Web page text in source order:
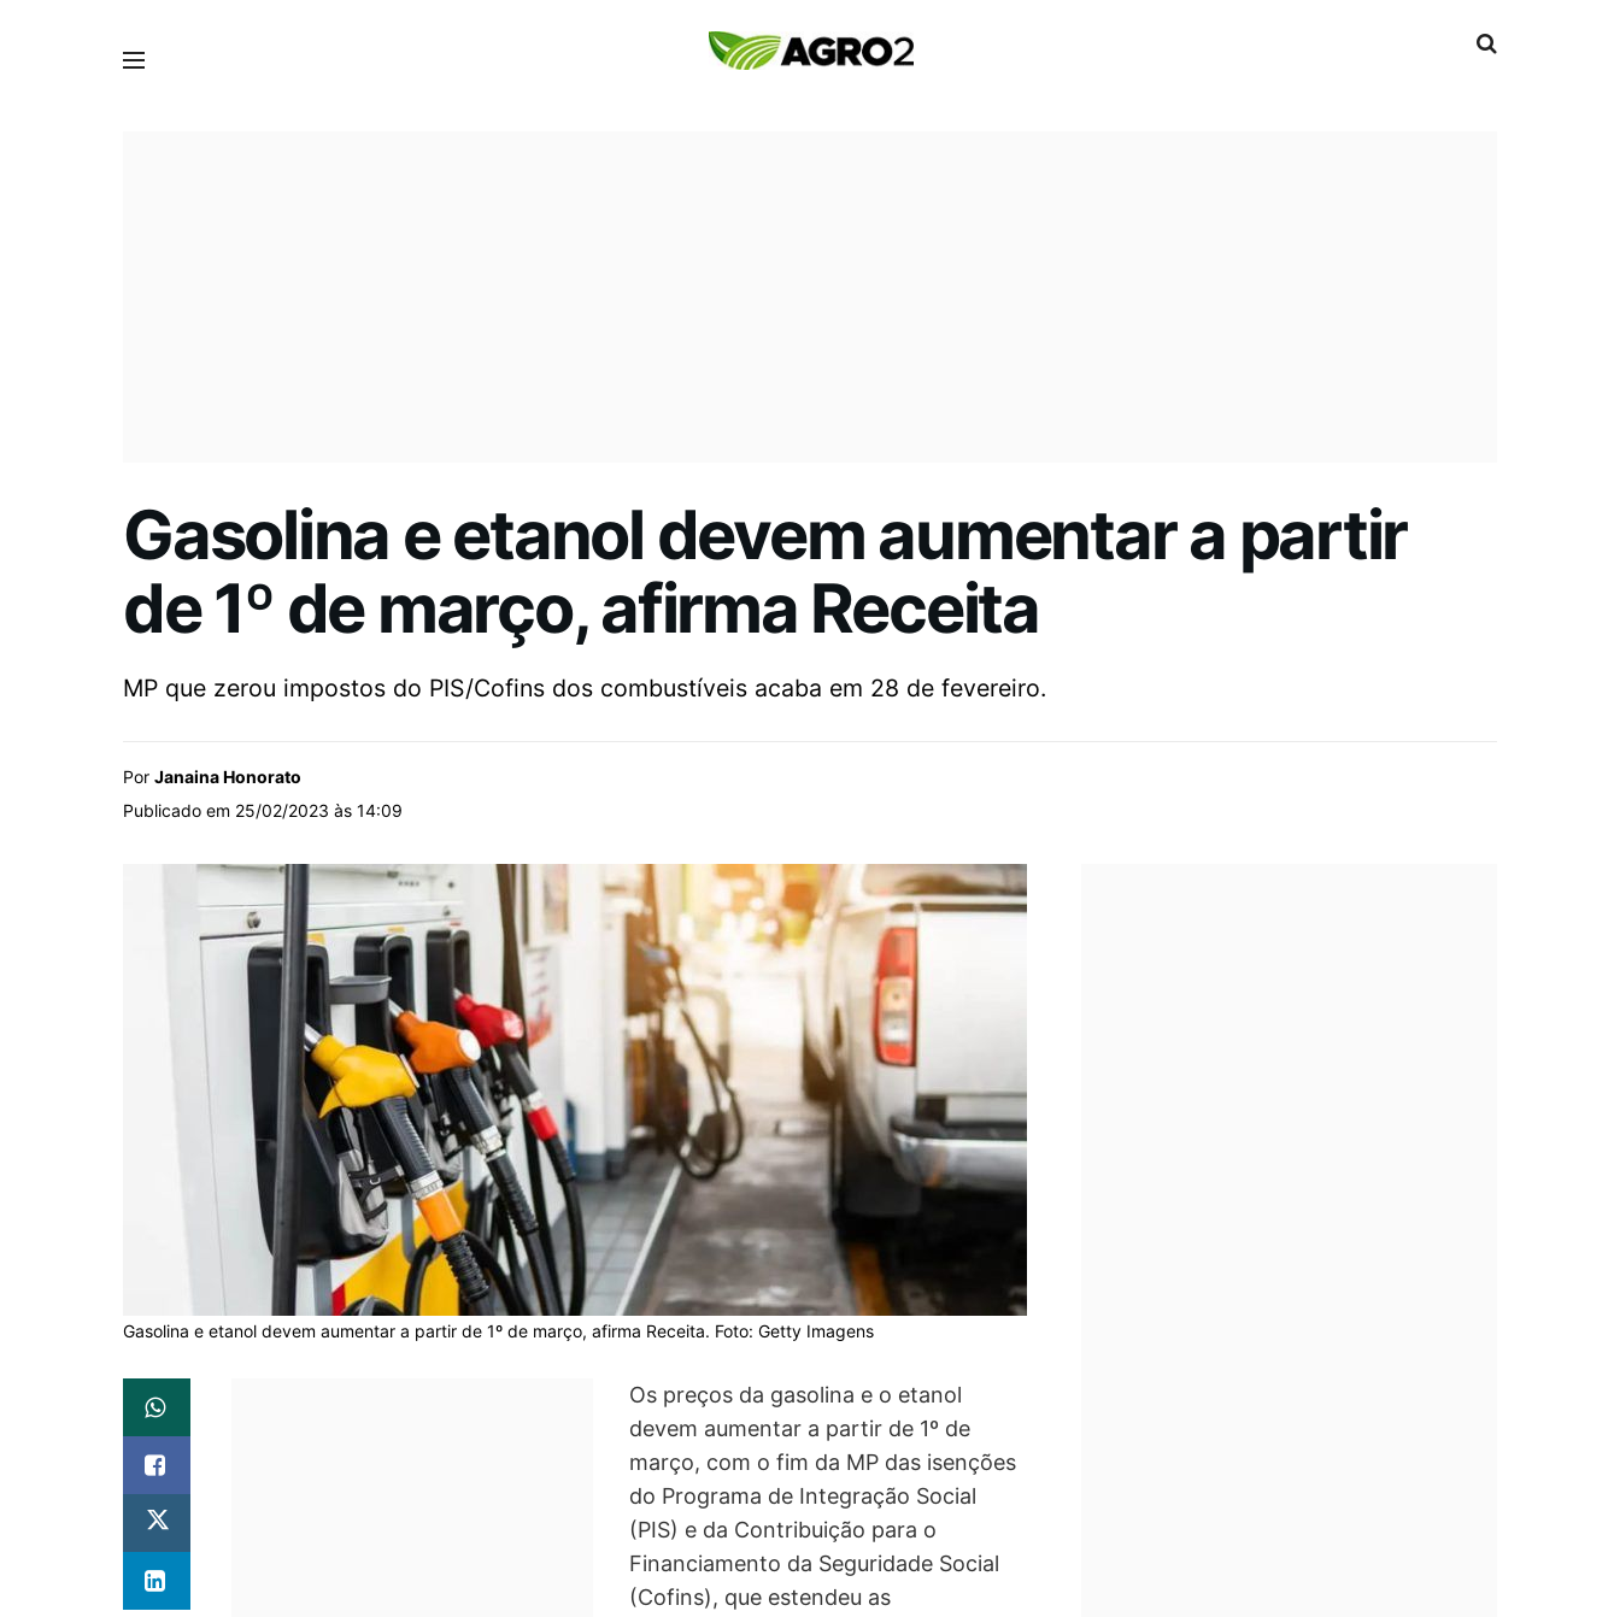
Gasolina e etanol devem aumentar a partir
de 1º de março, afirma Receita
MP que zerou impostos do PIS/Cofins dos combustíveis acaba em 28 de fevereiro.
Por Janaina Honorato
Publicado em 25/02/2023 às 14:09
Gasolina e etanol devem aumentar a partir de 1º de março, afirma Receita. Foto: Getty Imagens
Os preços da gasolina e o etanol
devem aumentar a partir de 1º de
março, com o fim da MP das isenções
do Programa de Integração Social
(PIS) e da Contribuição para o
Financiamento da Seguridade Social
(Cofins), que estendeu as